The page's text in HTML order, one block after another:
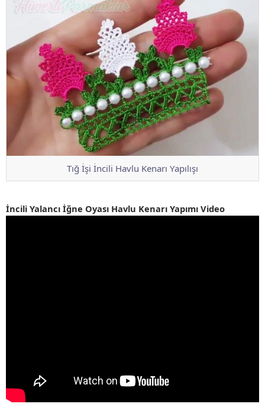
Tığ İşi İncili Havlu Kenarı Yapılışı
İncili Yalancı İğne Oyası Havlu Kenarı Yapımı Video